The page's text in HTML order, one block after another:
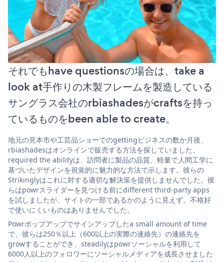
それでもhave questionsの場合は、take a
look at手作りの木製フレームを製造している
サングラス会社のrbiashadesがcraftsを持っ
ているものをbeen able to create。
地元の見本市や工芸品ショーでのgettingビジネスの数か月後、
rbiashadesはオンラインで販売する方法を探していました。
required the abilityは、訪問者に製品の品質、軽量で人間工学に
基づいたデザインを視覚的に魅力的な方法で示します。彼らの
Strikinglyはこれに対する適切な解決策を提供しませんでした。彼
らはpowrスライダーを見つける前にdifferent third-party apps
を試しましたが、サイトの一部であるかのように見えず、不格好
で使いにくいものはありませんでした。
Powrポップアップでサインアップしたa small amount of time
で、彼らは250％以上（600以上の実際の連絡先）の連絡先を
growすることができ、steadilyはpowrソーシャルを利用して
6000人以上のフォロワーにソーシャルメディアを成長させました